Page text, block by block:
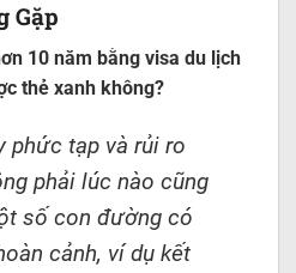
Gặp
10 năm bằng visa du lịch
thẻ xanh không?
phức tạp và rủi ro
phải lúc nào cũng
số con đường có
cảnh, ví dụ kết